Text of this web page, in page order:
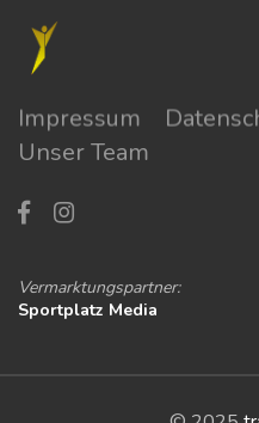
Impressum
Unser Team
Vermarktungspartner:
Sportplatz Media